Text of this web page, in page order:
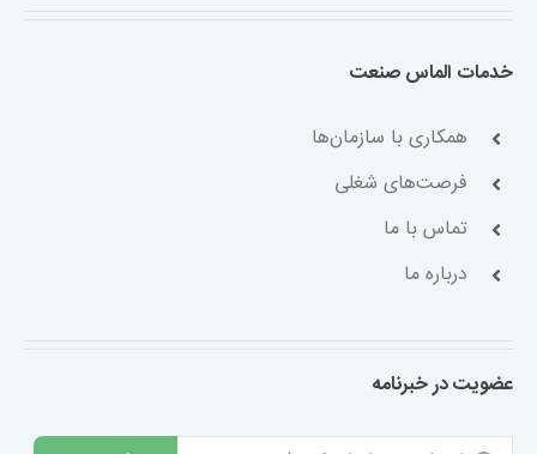
خدمات الماس صنعت
همکاری با سازمان‌ها
فرصت‌های شغلی
تماس با ما
درباره ما
عضویت در خبرنامه